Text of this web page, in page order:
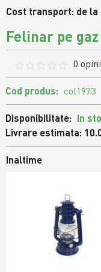
Cost transport: de la
Felinar pe gaz
0
Cod produs: col1973
Disponibilitate: In
Livrare estimata:
Inaltime